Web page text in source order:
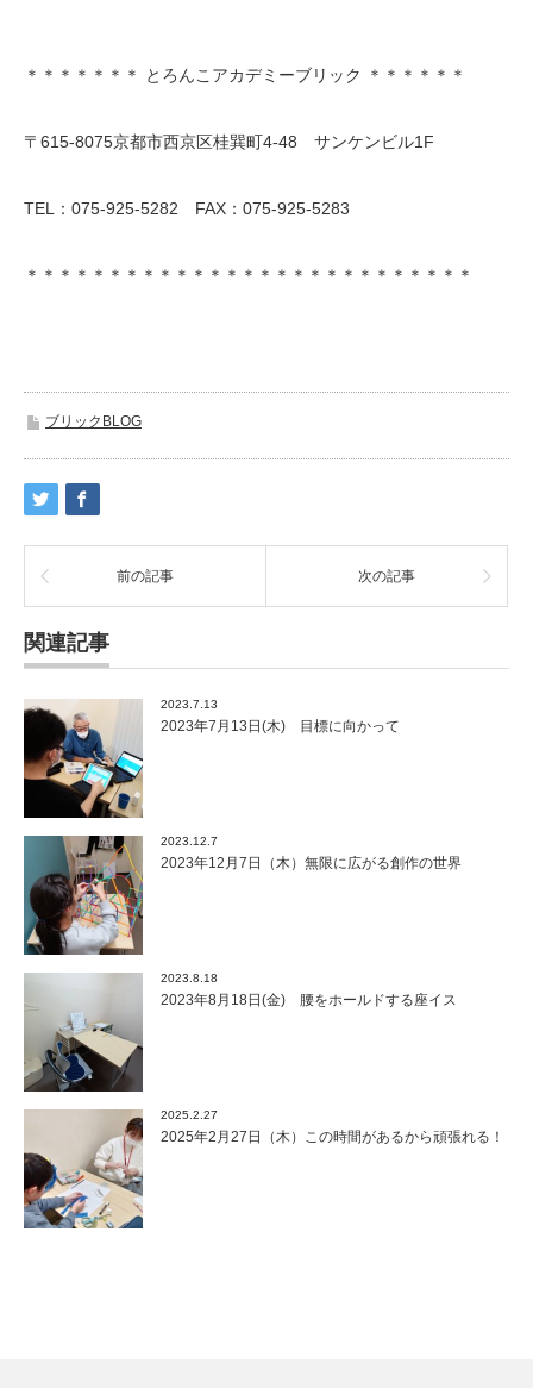
＊＊＊＊＊＊＊ とろんこアカデミーブリック ＊＊＊＊＊＊
〒615-8075京都市西京区桂巽町4-48 サンケンビル1F
TEL：075-925-5282 FAX：075-925-5283
＊＊＊＊＊＊＊＊＊＊＊＊＊＊＊＊＊＊＊＊＊＊＊＊＊＊＊
ブリックBLOG
前の記事 次の記事
関連記事
2023.7.13
2023年7月13日(木) 目標に向かって
2023.12.7
2023年12月7日（木）無限に広がる創作の世界
2023.8.18
2023年8月18日(金) 腰をホールドする座イス
2025.2.27
2025年2月27日（木）この時間があるから頑張れる！